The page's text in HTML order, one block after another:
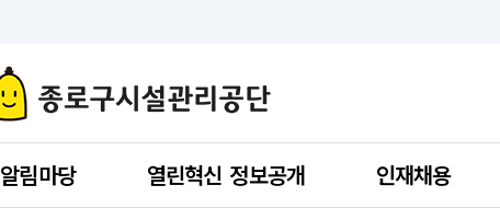
알림마당 열린혁신 정보공개 인재채용